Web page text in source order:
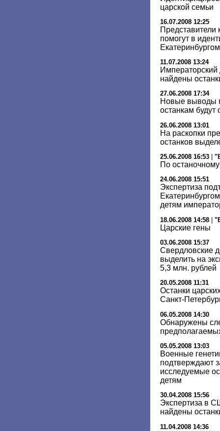
царской семьи
16.07.2008 12:25
помогут в
11.07.2008 13:24
Императорский
найдены
27.06.2008 17:34
Новые выводы
останкам
26.06.2008 13:01
На раскопки
останков
25.06.2008 16:53
По
24.06.2008 15:51
Экспертиза
детям
18.06.2008 14:58
Царские гены
03.06.2008 15:37
Свердловские
выделить на
5,3 млн. рублей
20.05.2008 11:31
Останки
Санкт-
06.05.2008 14:30
Обнаружены
05.05.2008 13:03
Военные
подтверждают
исследуемые
детям
30.04.2008 15:56
Экспертиза в
найдены
11.04.2008 14:36